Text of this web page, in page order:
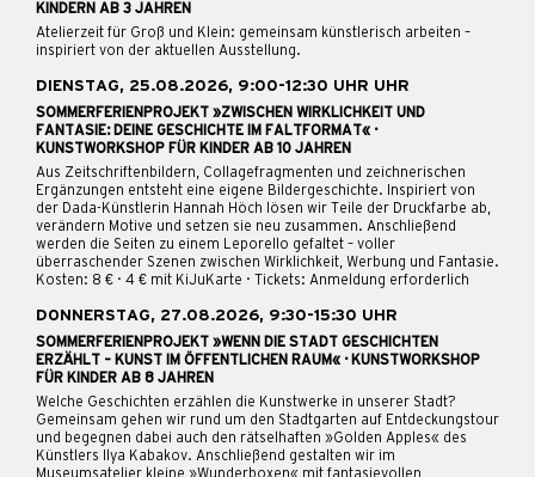
KINDERN AB 3 JAHREN
Atelierzeit für Groß und Klein: gemeinsam künstlerisch arbeiten –
inspiriert von der aktuellen Ausstellung.
DIENSTAG, 25.08.2026, 9:00-12:30 UHR UHR
SOMMERFERIENPROJEKT »ZWISCHEN WIRKLICHKEIT UND
FANTASIE: DEINE GESCHICHTE IM FALTFORMAT« ·
KUNSTWORKSHOP FÜR KINDER AB 10 JAHREN
Aus Zeitschriftenbildern, Collagefragmenten und zeichnerischen
Ergänzungen entsteht eine eigene Bildergeschichte. Inspiriert von
der Dada-Künstlerin Hannah Höch lösen wir Teile der Druckfarbe ab,
verändern Motive und setzen sie neu zusammen. Anschließend
werden die Seiten zu einem Leporello gefaltet – voller
überraschender Szenen zwischen Wirklichkeit, Werbung und Fantasie.
Kosten: 8 € · 4 € mit KiJuKarte · Tickets: Anmeldung erforderlich
DONNERSTAG, 27.08.2026, 9:30-15:30 UHR
SOMMERFERIENPROJEKT »WENN DIE STADT GESCHICHTEN
ERZÄHLT – KUNST IM ÖFFENTLICHEN RAUM« · KUNSTWORKSHOP
FÜR KINDER AB 8 JAHREN
Welche Geschichten erzählen die Kunstwerke in unserer Stadt?
Gemeinsam gehen wir rund um den Stadtgarten auf Entdeckungstour
und begegnen dabei auch den rätselhaften »Golden Apples« des
Künstlers Ilya Kabakov. Anschließend gestalten wir im